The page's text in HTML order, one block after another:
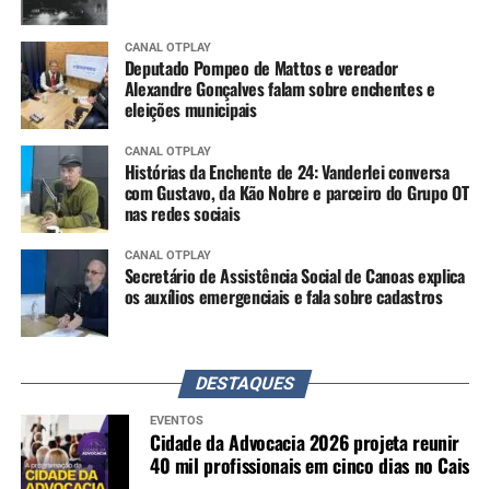
CANAL OTPLAY
Deputado Pompeo de Mattos e vereador
Alexandre Gonçalves falam sobre enchentes e
eleições municipais
CANAL OTPLAY
Histórias da Enchente de 24: Vanderlei conversa
com Gustavo, da Kão Nobre e parceiro do Grupo OT
nas redes sociais
CANAL OTPLAY
Secretário de Assistência Social de Canoas explica
os auxílios emergenciais e fala sobre cadastros
DESTAQUES
EVENTOS
Cidade da Advocacia 2026 projeta reunir
40 mil profissionais em cinco dias no Cais